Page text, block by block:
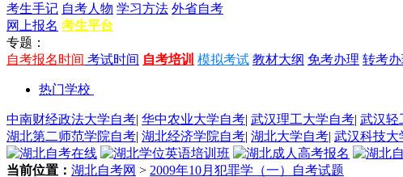
考生手记 自考人物 学习方法 外省自考
网上报名 考生平台
专题：
自考报名时间 考试时间 自考培训 模拟考试 教材大纲 免考办理 转考
热门学校
中南财经政法大学自考| 华中农业大学自考| 武汉理工大学自考| 武汉轻
湖北第二师范学院自考| 湖北经济学院自考| 湖北大学自考| 武汉科技大
当前位置： 湖北自考网 > 2009年10月犯罪学（一）自考试题